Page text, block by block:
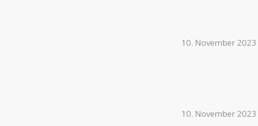
10. November 2023
10. November 2023